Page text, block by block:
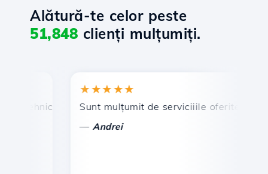
Alătură-te celor peste
51,848 clienți mulțumiți.
prompt și eficient.
★★★★★
Sunt mulțumit de serviciiile oferite de
Andrei